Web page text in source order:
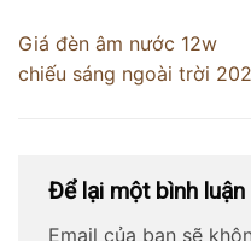
Giá đèn âm nước 12w
chiếu sáng ngoài trời
Để lại một bình luận
Email của bạn sẽ